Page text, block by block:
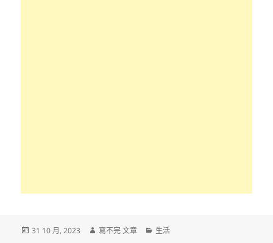
發
31 10 月, 2023
作
寫不完 文章
分
生活